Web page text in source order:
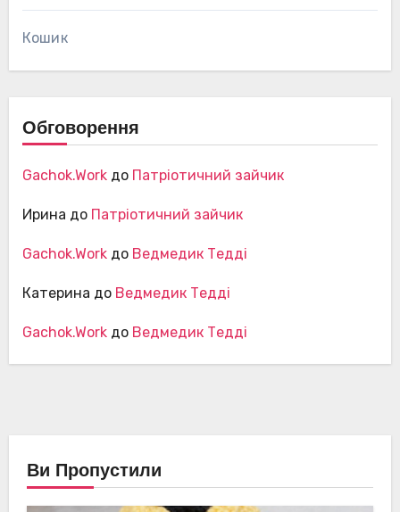
Кошик
Обговорення
Gachok.Workдо Патріотичний зайчик
Ирина до Патріотичний зайчик
Gachok.Workдо Ведмедик Тедді
Катерина до Ведмедик Тедді
Gachok.Workдо Ведмедик Тедді
Ви Пропустили